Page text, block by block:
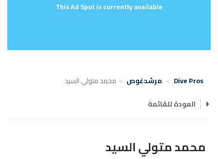
This Ad Spot is currently available
Dive Pros مرشدغوص
محمد متولي السيد
العودة للقائمة
محمد متولي السيد